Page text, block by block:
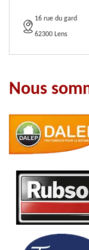
16 rue du gard
62300 Lens
Nous